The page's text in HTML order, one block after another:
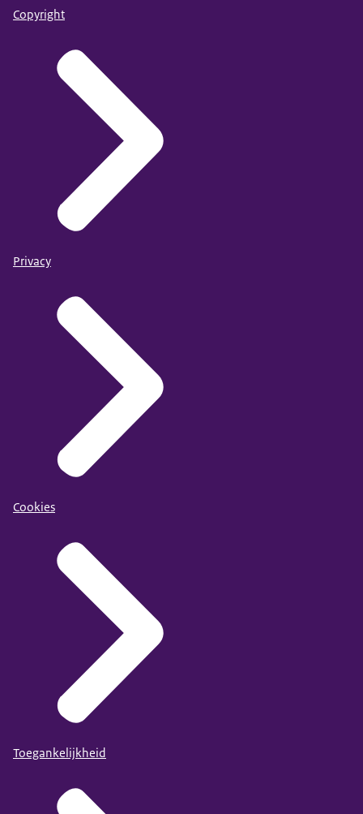
Copyright
Privacy
Cookies
Toegankelijkheid